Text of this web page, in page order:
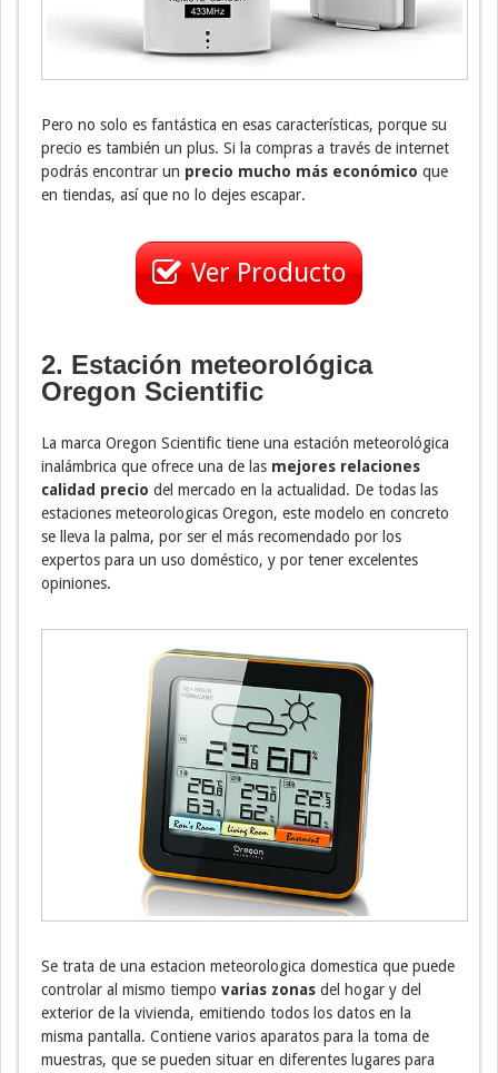
Pero no solo es fantástica en esas características, porque su
precio es también un plus. Si la compras a través de internet
podrás encontrar un precio mucho más económico que
en tiendas, así que no lo dejes escapar.
Ver Producto
2. Estación meteorológica
Oregon Scientific
La marca Oregon Scientific tiene una estación meteorológica
inalámbrica que ofrece una de las mejores relaciones
calidad precio del mercado en la actualidad. De todas las
estaciones meteorologicas Oregon, este modelo en concreto
se lleva la palma, por ser el más recomendado por los
expertos para un uso doméstico, y por tener excelentes
opiniones.
Se trata de una estacion meteorologica domestica que puede
controlar al mismo tiempo varias zonas del hogar y del
exterior de la vivienda, emitiendo todos los datos en la
misma pantalla. Contiene varios aparatos para la toma de
muestras, que se pueden situar en diferentes lugares para